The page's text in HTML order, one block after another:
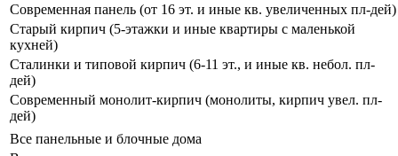
Современная панель (от 16 эт. и иные кв. увеличенных пл-дей)
Старый кирпич (5-этажки и иные квартиры с маленькой
кухней)
Сталинки и типовой кирпич (6-11 эт., и иные кв. небол. пл-
дей)
Современный монолит-кирпич (монолиты, кирпич увел. пл-
дей)
Все панельные и блочные дома